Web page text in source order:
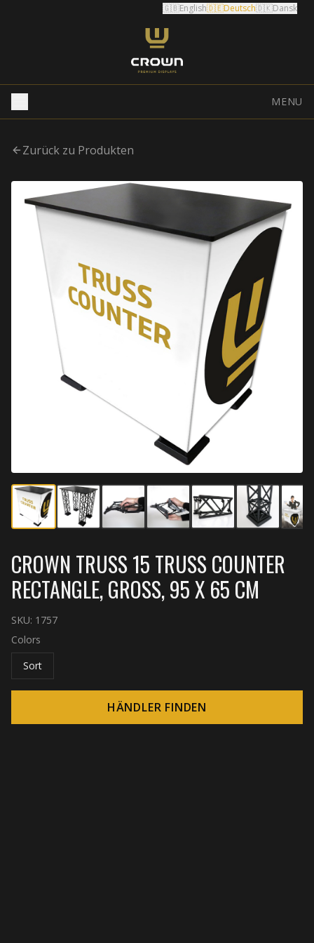
🇬🇧English🇩🇪Deutsch🇩🇰Dansk
MENU
Zurück zu Produkten
CROWN TRUSS 15 TRUSS COUNTER
RECTANGLE, GROSS, 95 X 65 CM
SKU: 1757
Colors
Sort
HÄNDLER FINDEN